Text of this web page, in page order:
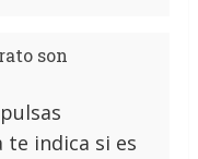
son
te indica si es